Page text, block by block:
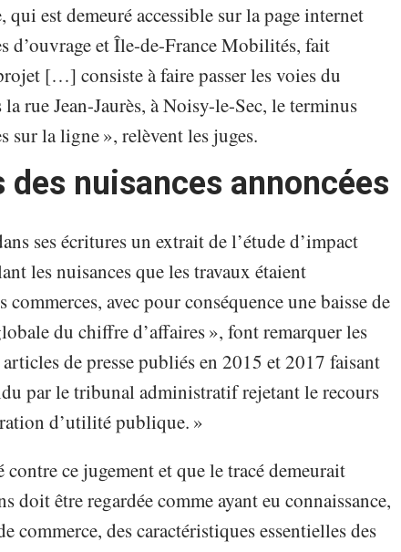
est demeuré accessible sur la page internet
d’ouvrage et Île-de-France Mobilités, fait
[…] consiste à faire passer les voies du
rue Jean-Jaurès, à Noisy-le-Sec, le terminus
sur la ligne », relèvent les juges.
des nuisances annoncées
ses écritures un extrait de l’étude d’impact
les nuisances que les travaux étaient
avec pour conséquence une baisse de
du chiffre d’affaires », font remarquer les
de presse publiés en 2015 et 2017 faisant
par le tribunal administratif rejetant le recours
d’utilité publique. »
ce jugement et que le tracé demeurait
doit être regardée comme ayant eu connaissance,
commerce, des caractéristiques essentielles des